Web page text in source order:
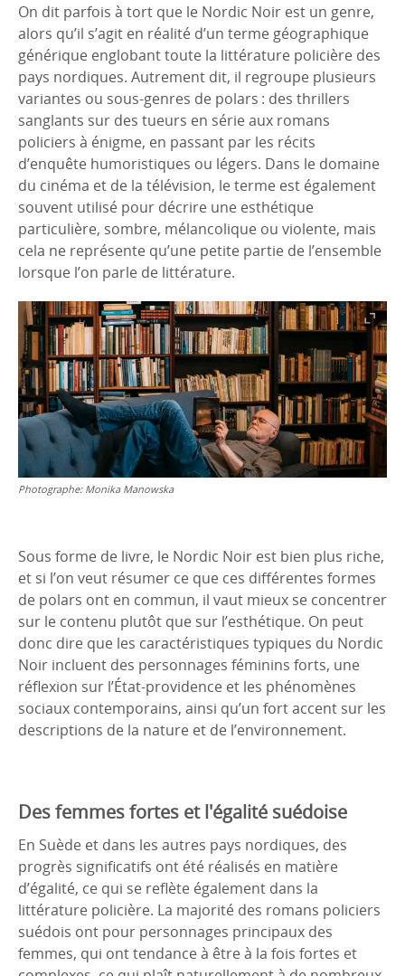
On dit parfois à tort que le Nordic Noir est un genre,
alors qu’il s’agit en réalité d’un terme géographique
générique englobant toute la littérature policière des
pays nordiques. Autrement dit, il regroupe plusieurs
variantes ou sous-genres de polars : des thrillers
sanglants sur des tueurs en série aux romans
policiers à énigme, en passant par les récits
d’enquête humoristiques ou légers. Dans le domaine
du cinéma et de la télévision, le terme est également
souvent utilisé pour décrire une esthétique
particulière, sombre, mélancolique ou violente, mais
cela ne représente qu’une petite partie de l’ensemble
lorsque l’on parle de littérature.
Photographe: Monika Manowska
Sous forme de livre, le Nordic Noir est bien plus riche,
et si l’on veut résumer ce que ces différentes formes
de polars ont en commun, il vaut mieux se concentrer
sur le contenu plutôt que sur l’esthétique. On peut
donc dire que les caractéristiques typiques du Nordic
Noir incluent des personnages féminins forts, une
réflexion sur l’État-providence et les phénomènes
sociaux contemporains, ainsi qu’un fort accent sur les
descriptions de la nature et de l’environnement.
Des femmes fortes et l'égalité suédoise
En Suède et dans les autres pays nordiques, des
progrès significatifs ont été réalisés en matière
d’égalité, ce qui se reflète également dans la
littérature policière. La majorité des romans policiers
suédois ont pour personnages principaux des
femmes, qui ont tendance à être à la fois fortes et